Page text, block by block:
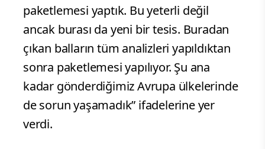
paketlemesi yaptık. Bu yeterli değil
ancak burası da yeni bir tesis. Buradan
çıkan balların tüm analizleri yapıldıktan
sonra paketlemesi yapılıyor. Şu ana
kadar gönderdiğimiz Avrupa ülkelerinde
de sorun yaşamadık” ifadelerine yer
verdi.